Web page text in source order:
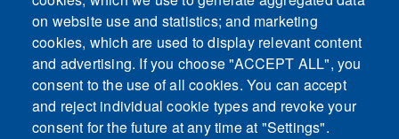
ACCEPT ALL COOKIES
Only accept Embeds cookies
on website use and statistics; and marketing
cookies, which are used to display relevant content
and advertising. If you choose "ACCEPT ALL", you
consent to the use of all cookies. You can accept
and reject individual cookie types and revoke your
consent for the future at any time at "Settings".